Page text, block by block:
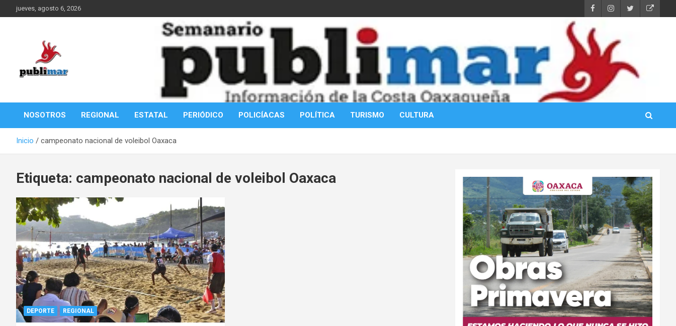
Saltar
al
jueves, agosto 6, 2026
PubliMar
NOSOTROS REGIONAL ESTATAL PERIÓDICO POLICÍACAS POLÍTICA TURISMO CULTURA
Inicio campeonato nacional de voleibol Oaxaca
Etiqueta: campeonato nacional de voleibol Oaxaca
DEPORTE REGIONAL